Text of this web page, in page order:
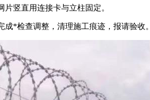
片竖直用连接卡与立柱固定。
成*检查调整，清理施工痕迹，报请验收。